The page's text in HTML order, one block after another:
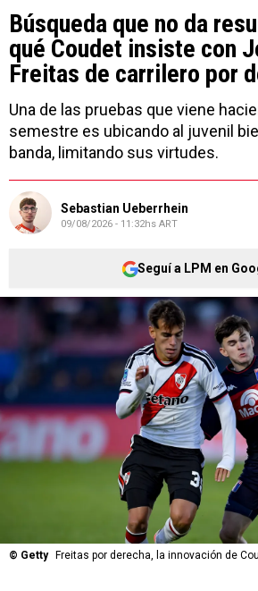
Búsqueda que no da
qué Coudet insiste con
Freitas de carrilero por
Una de las pruebas que viene
semestre es ubicando al juvenil
banda, limitando sus virtudes.
Sebastian Ueberrhein
09/08/2026 - 11:32hs ART
Seguí a LPM en
© Getty Freitas por derecha, la innovación de